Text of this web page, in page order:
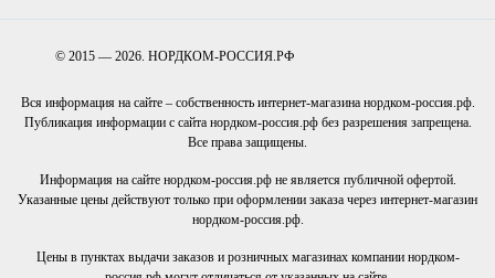
© 2015 — 2026. НОРДКОМ-РОССИЯ.РФ
Вся информация на сайте – собственность интернет-магазина нордком-россия.рф.
Публикация информации с сайта нордком-россия.рф без разрешения запрещена.
Все права защищены.
Информация на сайте нордком-россия.рф не является публичной офертой.
Указанные цены действуют только при оформлении заказа через интернет-магазин
нордком-россия.рф.
Цены в пунктах выдачи заказов и розничных магазинах компании нордком-